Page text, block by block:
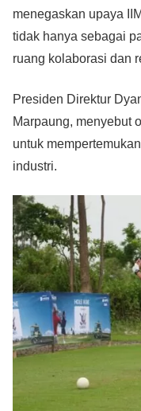
menegaskan upaya
tidak hanya sebagai
ruang kolaborasi dan
Presiden Direktur
Marpaung, menyebut
untuk
industri.